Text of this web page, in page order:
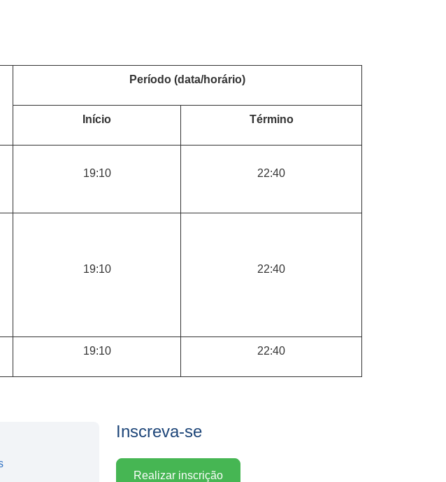
Período (data/horário)
Início Término
19:10
22:40
19:10 22:40
19:10 22:40
Inscreva-se
Realizar inscrição